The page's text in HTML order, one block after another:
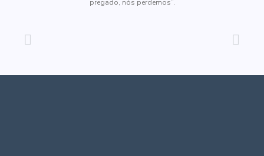
pregado, nós perdemos”.